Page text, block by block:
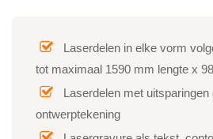
Laserdelen in elke vorm
tot maximaal 1590 mm lengte x
Laserdelen met uitsparingen
ontwerptekening